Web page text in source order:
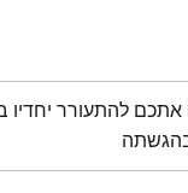
אתכם להתעורר יחדיו